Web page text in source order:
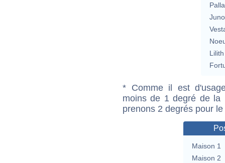
Lilith
* Comme il est
moins de 1 degré de la
prenons 2 degrés pour
Maison 1
Maison 2